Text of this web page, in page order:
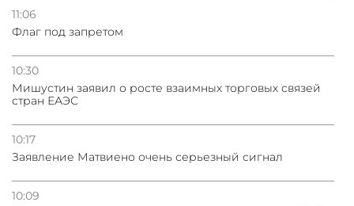
11:06
Флаг под запретом
10:30
Мишустин заявил о росте взаимных торговых связей
стран ЕАЭС
10:17
Заявление Матвиено очень серьезный сигнал
10:09